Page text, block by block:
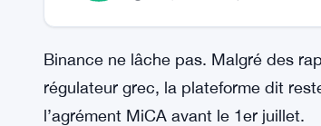
Binance ne lâche pas. Malgré des
régulateur grec, la plateforme dit
l’agrément MiCA avant le 1er juillet.